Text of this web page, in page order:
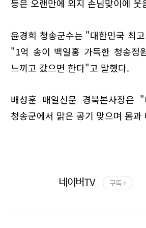
등은 오랜만에 외지 손님맞이에 웃
윤경희 청송군수는 "대한민국 최
"1억 송이 백일홍 가득한 청송정
느끼고 갔으면 한다"고 말했다.
배성훈 매일신문 경북본사장은
청송군에서 맑은 공기 맞으며 몸
네이버TV 구독 +